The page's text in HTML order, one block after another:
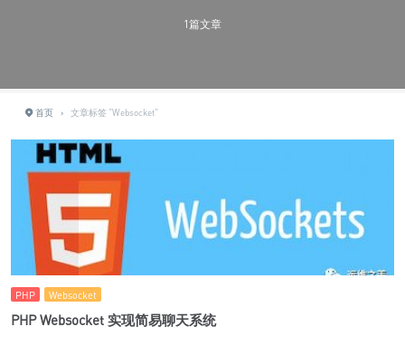
1篇文章
首页 › 文章标签 "Websocket"
PHP Websocket
PHP Websocket 实现简易聊天系统